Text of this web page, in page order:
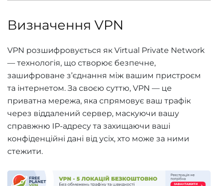
Визначення VPN
VPN розшифровується як Virtual Private Network
— технологія, що створює безпечне,
зашифроване з’єднання між вашим пристроєм
та інтернетом. За своєю суттю, VPN — це
приватна мережа, яка спрямовує ваш трафік
через віддалений сервер, маскуючи вашу
справжню IP-адресу та захищаючи ваші
конфіденційні дані від усіх, хто може за ними
стежити.